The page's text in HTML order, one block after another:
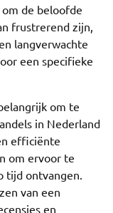
de beloofde
frustrerend zijn,
langverwachte
een specifieke
om te
in Nederland
efficiënte
om ervoor te
tijd ontvangen.
van een
en